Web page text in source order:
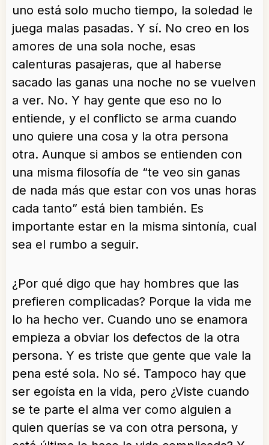
uno está solo mucho tiempo, la soledad le
juega malas pasadas. Y sí. No creo en los
amores de una sola noche, esas
calenturas pasajeras, que al haberse
sacado las ganas una noche no se vuelven
a ver. No. Y hay gente que eso no lo
entiende, y el conflicto se arma cuando
uno quiere una cosa y la otra persona
otra. Aunque si ambos se entienden con
una misma filosofía de “te veo sin ganas
de nada más que estar con vos unas horas
cada tanto” está bien también. Es
importante estar en la misma sintonía, cual
sea el rumbo a seguir.
¿Por qué digo que hay hombres que las
prefieren complicadas? Porque la vida me
lo ha hecho ver. Cuando uno se enamora
empieza a obviar los defectos de la otra
persona. Y es triste que gente que vale la
pena esté sola. No sé. Tampoco hay que
ser egoísta en la vida, pero ¿Viste cuando
se te parte el alma ver como alguien a
quien querías se va con otra persona, y